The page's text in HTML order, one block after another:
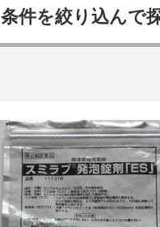
条件を絞り込んで